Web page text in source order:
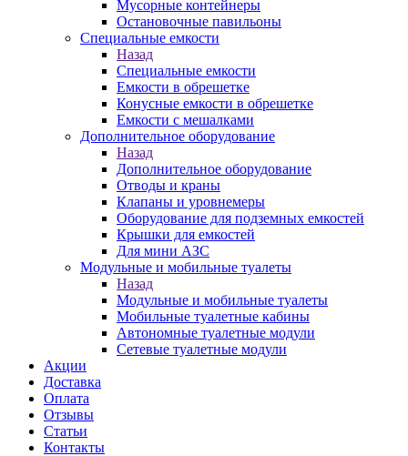
Мусорные контейнеры
Остановочные павильоны
Специальные емкости
Назад
Специальные емкости
Емкости в обрешетке
Конусные емкости в обрешетке
Емкости с мешалками
Дополнительное оборудование
Назад
Дополнительное оборудование
Отводы и краны
Клапаны и уровнемеры
Оборудование для подземных емкостей
Крышки для емкостей
Для мини АЗС
Модульные и мобильные туалеты
Назад
Модульные и мобильные туалеты
Мобильные туалетные кабины
Автономные туалетные модули
Сетевые туалетные модули
Акции
Доставка
Оплата
Отзывы
Статьи
Контакты